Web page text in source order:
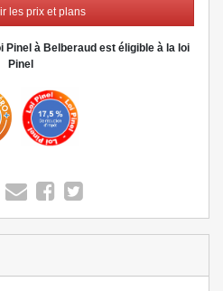
les prix et plans
Pinel à Belberaud est éligible à la loi
Pinel